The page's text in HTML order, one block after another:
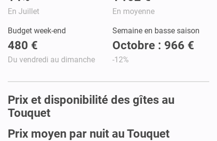
En Juillet En moyenne
Budget week-end
480 €
Du vendredi au dimanche
Semaine en basse saison
Octobre : 966 €
-12%
Prix et disponibilité des gîtes au
Touquet
Prix moyen par nuit au Touquet